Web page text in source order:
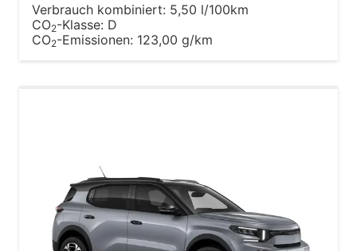
Verbrauch kombiniert: 5,50 l/100km
CO2-Klasse: D
CO2-Emissionen: 123,00 g/km